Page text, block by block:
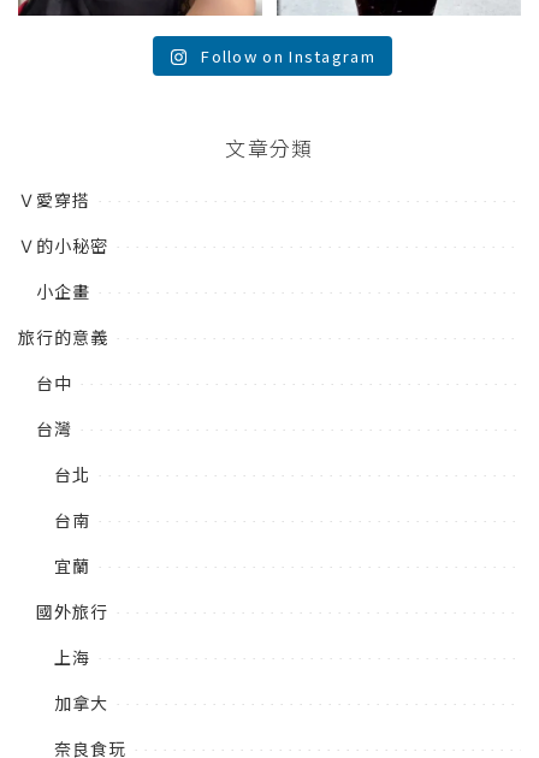
Follow on Instagram
文章分類
Ｖ愛穿搭
Ｖ的小秘密
小企畫
旅行的意義
台中
台灣
台北
台南
宜蘭
國外旅行
上海
加拿大
奈良食玩